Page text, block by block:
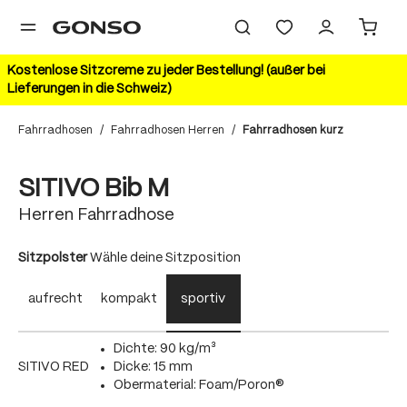
springen
Kostenlose Sitzcreme zu jeder Bestellung! (außer bei
Lieferungen in die Schweiz)
Fahrradhosen / Fahrradhosen Herren / Fahrradhosen kurz
SITIVO Bib M
Herren Fahrradhose
Sitzpolsterauswählen
Wähle deine Sitzposition
aufrecht kompakt sportiv
SITIVO RED
Dichte: 90 kg/m³
Dicke: 15 mm
Obermaterial: Foam/Poron®